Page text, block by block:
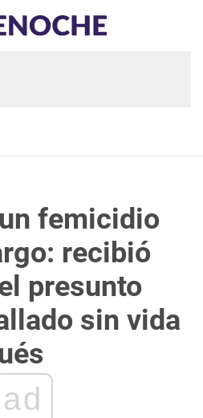
femicidio
recibió
presunto
sin vida
ad